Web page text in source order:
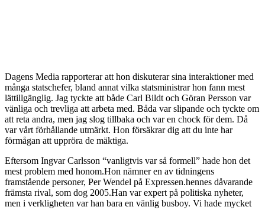
Dagens Media rapporterar att hon diskuterar sina interaktioner med
många statschefer, bland annat vilka statsministrar hon fann mest
lättillgänglig. Jag tyckte att både Carl Bildt och Göran Persson var
vänliga och trevliga att arbeta med. Båda var slipande och tyckte om
att reta andra, men jag slog tillbaka och var en chock för dem. Då
var vårt förhållande utmärkt. Hon försäkrar dig att du inte har
förmågan att uppröra de mäktiga.
Eftersom Ingvar Carlsson “vanligtvis var så formell” hade hon det
mest problem med honom.Hon nämner en av tidningens
framstående personer, Per Wendel på Expressen.hennes dåvarande
främsta rival, som dog 2005.Han var expert på politiska nyheter,
men i verkligheten var han bara en vänlig busboy. Vi hade mycket